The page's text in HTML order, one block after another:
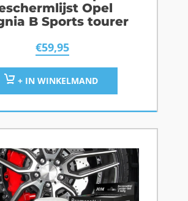
Opel
B Sports tourer
€59,95
+ IN WINKELMAND